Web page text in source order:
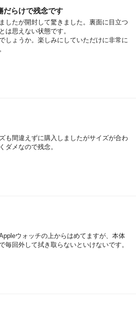
だらけで残念です
したが開封して驚きました。裏面に目立つ
は思えない状態です。
しょうか。楽しみにしていただけに非常に
も間違えずに購入しましたがサイズが合わ
ダメなので残念。
ウォッチの上からはめてますが、本体
毎回外して拭き取らないといけないです。